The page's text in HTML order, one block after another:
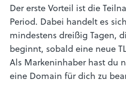
Der erste Vorteil ist die
Period. Dabei handelt es
mindestens dreißig Tagen,
beginnt, sobald eine neue
Als Markeninhaber hast du
eine Domain für dich zu